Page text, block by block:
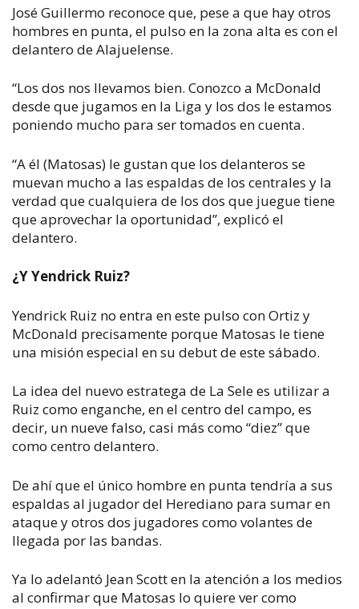
José Guillermo reconoce que, pese a que hay otros
hombres en punta, el pulso en la zona alta es con el
delantero de Alajuelense.
“Los dos nos llevamos bien. Conozco a McDonald
desde que jugamos en la Liga y los dos le estamos
poniendo mucho para ser tomados en cuenta.
“A él (Matosas) le gustan que los delanteros se
muevan mucho a las espaldas de los centrales y la
verdad que cualquiera de los dos que juegue tiene
que aprovechar la oportunidad”, explicó el
delantero.
¿Y Yendrick Ruiz?
Yendrick Ruiz no entra en este pulso con Ortiz y
McDonald precisamente porque Matosas le tiene
una misión especial en su debut de este sábado.
La idea del nuevo estratega de La Sele es utilizar a
Ruiz como enganche, en el centro del campo, es
decir, un nueve falso, casi más como “diez” que
como centro delantero.
De ahí que el único hombre en punta tendría a sus
espaldas al jugador del Herediano para sumar en
ataque y otros dos jugadores como volantes de
llegada por las bandas.
Ya lo adelantó Jean Scott en la atención a los medios
al confirmar que Matosas lo quiere ver como